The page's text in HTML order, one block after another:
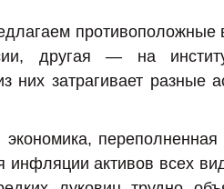
противоположные
другая — на
затрагивает разные
активов всех